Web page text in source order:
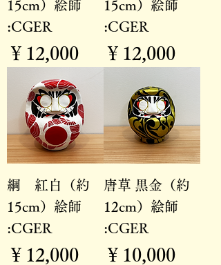
15cm）絵師
:CGER
価格
￥12,000
15cm）絵師
:CGER
価格
￥12,000
綱 紅白（約
15cm）絵師
:CGER
価格
￥12,000
唐草 黒金（約
12cm）絵師
:CGER
価格
￥10,000